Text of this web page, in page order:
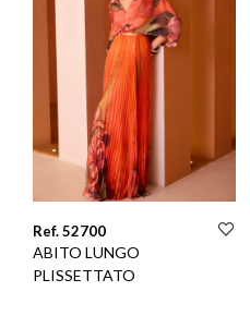
Ref. 52700
ABITO LUNGO
PLISSETTATO